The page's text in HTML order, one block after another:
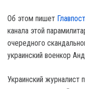
Об этом пишет Главпост
канала этой
очередного
украинский военкор
Украинский журналист